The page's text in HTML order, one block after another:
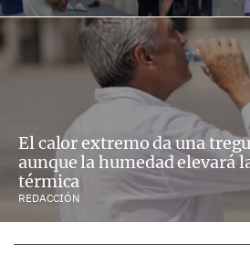
El calor extremo da una
aunque la humedad elevará
térmica
REDACCIÓN